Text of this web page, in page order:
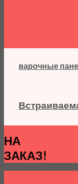
варочные
НА
ЗАКАЗ!